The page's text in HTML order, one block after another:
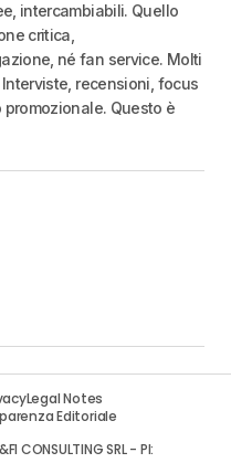
intercambiabili. Quello
critica,
né fan service. Molti
recensioni, focus
Questo è
Legal Notes
Editoriale
CONSULTING SRL - PI: